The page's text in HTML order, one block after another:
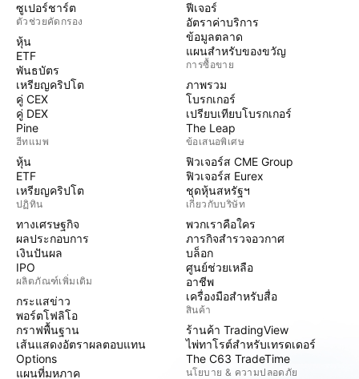
ซูเปอร์ชาร์ต
ตัวช่วยคัดกรอง
หุ้น
ETF
พันธบัตร
เหรียญคริปโต
คู่ CEX
คู่ DEX
Pine
ฮีทแมพ
หุ้น
ETF
เหรียญคริปโต
ปฏิทิน
ทางเศรษฐกิจ
ผลประกอบการ
เงินปันผล
IPO
ผลิตภัณฑ์เพิ่มเติม
กระแสข่าว
พอร์ตโฟลิโอ
กราฟพื้นฐาน
เส้นแสดงอัตราผลตอบแทน
Options
แผนที่มหภาค
ฟีเจอร์
อัตราค่าบริการ
ข้อมูลตลาด
แผนสำหรับของขวัญ
การซื้อขาย
ภาพรวม
โบรกเกอร์
เปรียบเทียบโบรกเกอร์
The Leap
ข้อเสนอพิเศษ
ฟิวเจอร์ส CME Group
ฟิวเจอร์ส Eurex
ชุดหุ้นสหรัฐฯ
เกี่ยวกับบริษัท
พวกเราคือใคร
ภารกิจสำรวจอวกาศ
บล็อก
ศูนย์ช่วยเหลือ
อาชีพ
เครื่องมือสำหรับสื่อ
สินค้า
ร้านค้า TradingView
ไพ่ทาโรต์สำหรับเทรดเดอร์
The C63 TradeTime
นโยบาย & ความปลอดภัย